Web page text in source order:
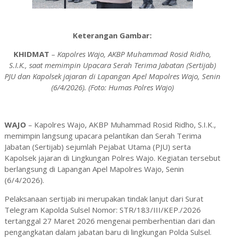
Keterangan Gambar:
KHIDMAT – Kapolres Wajo, AKBP Muhammad Rosid Ridho,
S.I.K., saat memimpin Upacara Serah Terima Jabatan (Sertijab)
PJU dan Kapolsek jajaran di Lapangan Apel Mapolres Wajo, Senin
(6/4/2026). (Foto: Humas Polres Wajo)
WAJO – Kapolres Wajo, AKBP Muhammad Rosid Ridho, S.I.K.,
memimpin langsung upacara pelantikan dan Serah Terima
Jabatan (Sertijab) sejumlah Pejabat Utama (PJU) serta
Kapolsek jajaran di Lingkungan Polres Wajo. Kegiatan tersebut
berlangsung di Lapangan Apel Mapolres Wajo, Senin
(6/4/2026).
Pelaksanaan sertijab ini merupakan tindak lanjut dari Surat
Telegram Kapolda Sulsel Nomor: STR/183/III/KEP./2026
tertanggal 27 Maret 2026 mengenai pemberhentian dari dan
pengangkatan dalam jabatan baru di lingkungan Polda Sulsel.